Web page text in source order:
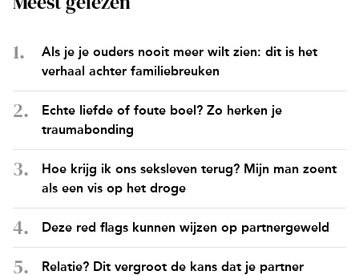
Als je je ouders nooit meer wilt zien: dit is het
verhaal achter familiebreuken
Echte liefde of foute boel? Zo herken je
traumabonding
Hoe krijg ik ons seksleven terug? Mijn man zoent
als een vis op het droge
Deze red flags kunnen wijzen op partnergeweld
Relatie? Dit vergroot de kans dat je partner